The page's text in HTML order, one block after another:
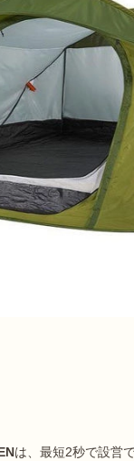
は、最短2秒で設営